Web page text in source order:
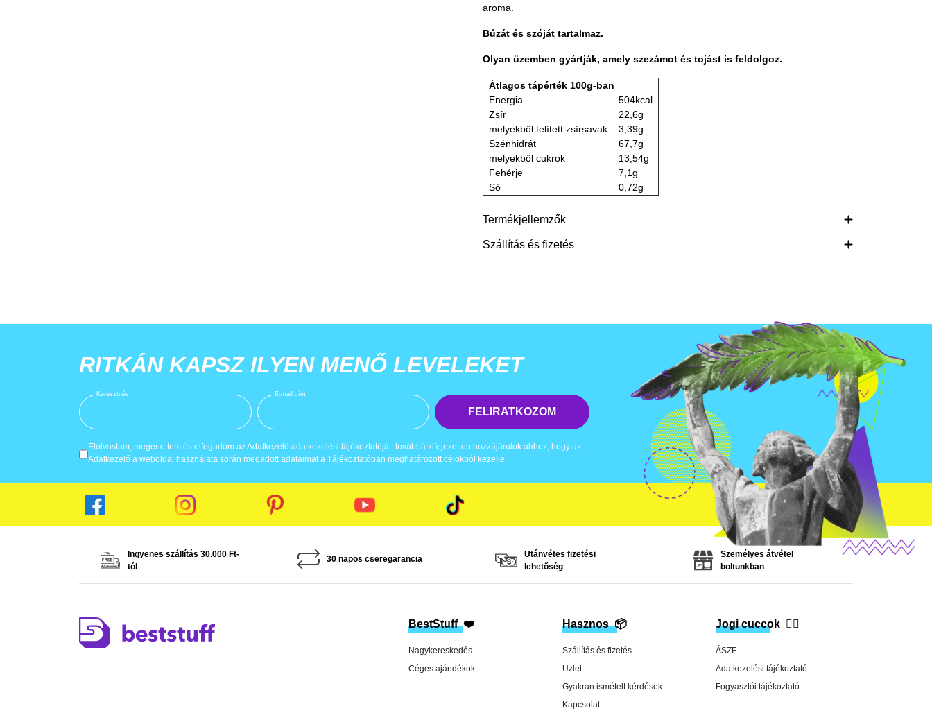
aroma.
Búzát és szóját tartalmaz.
Olyan üzemben gyártják, amely szezámot és tojást is feldolgoz.
Átlagos tápérték 100g-ban
Energia
504kcal
Zsír
22,6g
melyekből telített zsírsavak
3,39g
Szénhidrát
67,7g
melyekből cukrok
13,54g
Fehérje
7,1g
Só
0,72g
Termékjellemzők
Szállítás és fizetés
RITKÁN KAPSZ ILYEN MENŐ LEVELEKET
Keresztnév E-mail cím
FELIRATKOZOM
Elolvastam, megértettem és elfogadom az Adatkezelő adatkezelési tájékoztatóját, továbbá kifejezetten hozzájárulok ahhoz, hogy az
Adatkezelő a weboldal használata során megadott adataimat a Tájékoztatóban meghatározott célokból kezelje.
Ingyenes szállítás 30.000 Ft-
tól
30 napos cseregarancia
Utánvétes fizetési
lehetőség
Személyes átvétel
boltunkban
BestStuff ❤️
Nagykereskedés
Céges ajándékok
Hasznos 📦
Szállítás és fizetés
Üzlet
Gyakran ismételt kérdések
Kapcsolat
Jogi cuccok 👨‍⚖️
ÁSZF
Adatkezelési tájékoztató
Fogyasztói tájékoztató